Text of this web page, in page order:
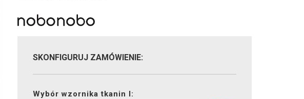
SKONFIGURUJ ZAMÓWIENIE:
Wybór wzornika tkanin I: